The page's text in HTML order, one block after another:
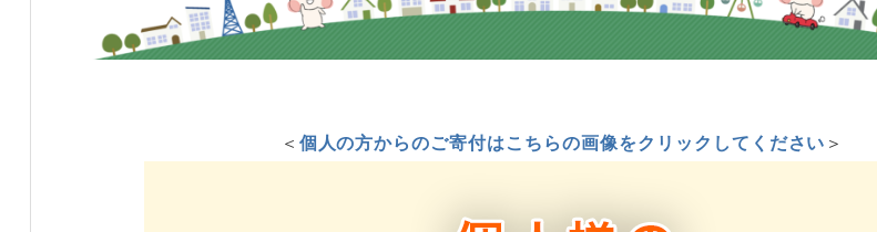
＜ 個人の方からのご寄付はこちらの画像をクリックしてください ＞